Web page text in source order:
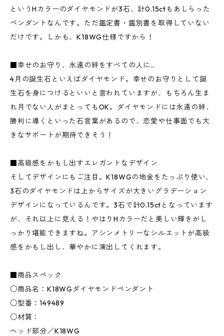
というHカラーのダイヤモンドが3石、計0.15ctもあしらった
ペンダントなんです。ただ鑑定書・鑑別書を取得していない
だけです。しかも、K18WG仕様ですから！
■幸せのお守り、永遠の絆をすべての人に…
4月の誕生石といえばダイヤモンド。幸せのお守りとして誕
生石を身につけるといいと言われていますが、もちろん生ま
れ月でない人がまとってもOK。ダイヤモンドには永遠の絆、
勝利に導くといった石言葉があるので、恋愛や仕事面でも大
きなサポートが期待できそう！
■高級感をかもし出すエレガントなデザイン
そしてデザインにもご注目。K18WGの地金をたっぷり使い、
3石のダイヤモンドは上からサイズが大きいグラデーション
デザインになっているんです。3石で計0.15ctとなっています
が、それ以上に見える！やはりHカラーだと美しい輝きがし
っかり堪能できますね。アシンメトリーなシルエットが高級
感をかもし出し、華やかに演出してくれます。
■商品スペック
○商品名：K18WGダイヤモンドペンダント
○型番：149489
○材質：
ヘッド部分／K18WG